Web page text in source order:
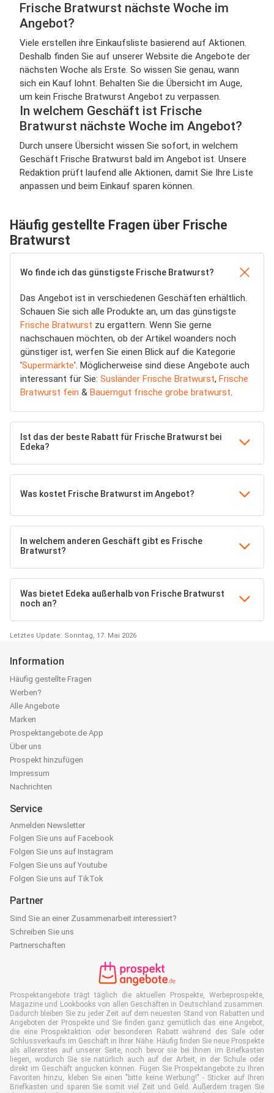
Frische Bratwurst nächste Woche im
Angebot?
Viele erstellen ihre Einkaufsliste basierend auf Aktionen.
Deshalb finden Sie auf unserer Website die Angebote der
nächsten Woche als Erste. So wissen Sie genau, wann
sich ein Kauf lohnt. Behalten Sie die Übersicht im Auge,
um kein Frische Bratwurst Angebot zu verpassen.
In welchem Geschäft ist Frische
Bratwurst nächste Woche im Angebot?
Durch unsere Übersicht wissen Sie sofort, in welchem
Geschäft Frische Bratwurst bald im Angebot ist. Unsere
Redaktion prüft laufend alle Aktionen, damit Sie Ihre Liste
anpassen und beim Einkauf sparen können.
Häufig gestellte Fragen über Frische
Bratwurst
Wo finde ich das günstigste Frische Bratwurst?
Das Angebot ist in verschiedenen Geschäften erhältlich.
Schauen Sie sich alle Produkte an, um das günstigste
Frische Bratwurst zu ergattern. Wenn Sie gerne
nachschauen möchten, ob der Artikel woanders noch
günstiger ist, werfen Sie einen Blick auf die Kategorie
'Supermärkte'. Möglicherweise sind diese Angebote auch
interessant für Sie: Susländer Frische Bratwurst, Frische
Bratwurst fein & Bauerngut frische grobe bratwurst.
Ist das der beste Rabatt für Frische Bratwurst bei
Edeka?
Was kostet Frische Bratwurst im Angebot?
In welchem anderen Geschäft gibt es Frische
Bratwurst?
Was bietet Edeka außerhalb von Frische Bratwurst
noch an?
Letztes Update: Sonntag, 17. Mai 2026
Information
Häufig gestellte Fragen
Werben?
Alle Angebote
Marken
Prospektangebote.de App
Über uns
Prospekt hinzufügen
Impressum
Nachrichten
Service
Anmelden Newsletter
Folgen Sie uns auf Facebook
Folgen Sie uns auf Instagram
Folgen Sie uns auf Youtube
Folgen Sie uns auf TikTok
Partner
Sind Sie an einer Zusammenarbeit interessiert?
Schreiben Sie uns
Partnerschaften
Prospektangebote trägt täglich die aktuellen Prospekte, Werbeprospekte,
Magazine und Lookbooks von allen Geschäften in Deutschland zusammen.
Dadurch bleiben Sie zu jeder Zeit auf dem neuesten Stand von Rabatten und
Angeboten der Prospekte und Sie finden ganz gemütlich das eine Angebot,
die eine Prospektaktion oder besonderen Rabatt während des Sale oder
Schlussverkaufs im Geschäft in Ihrer Nähe. Häufig finden Sie neue Prospekte
als allererstes auf unserer Seite, noch bevor sie bei Ihnen im Briefkasten
liegen, wodurch Sie sie natürlich auch auf der Arbeit, in der Schule oder
direkt im Geschäft angucken können. Fügen Sie Prospektangebote zu Ihren
Favoriten hinzu, kleben Sie einen "bitte keine Werbung!" - Sticker auf Ihren
Briefkasten und sparen Sie somit viel Zeit und Geld. Außerdem tragen Sie